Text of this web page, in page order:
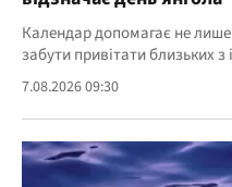
Календар допомагає не
забути привітати близьких
7.08.2026 09:30